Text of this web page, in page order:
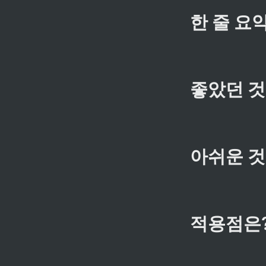
한 줄 요
좋았던 것
아쉬운 것
적용점은